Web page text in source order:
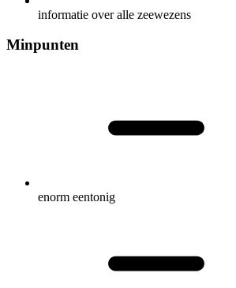
informatie over alle zeewezens
Minpunten
enorm eentonig